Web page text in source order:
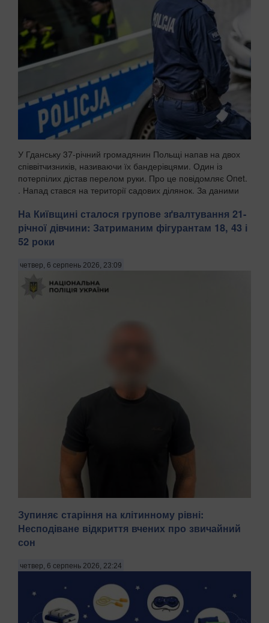
У Гданську 37-річний громадянин Польщі напав на двох
співвітчизників, називаючи їх бандерівцями. Один із
потерпілих дістав перелом руки. Про це повідомляє Onet.
. Напад стався на території садових ділянок. За даними
На Київщині сталося групове зґвалтування 21-
річної дівчини: Затриманим фігурантам 18, 43 і
52 роки
четвер, 6 серпень 2026, 23:09
років за підозрою у груповому зґвалтуванні 21-річної
поліції в четвер, 6 серпня, зазначають Патріоти України.
"На Бориспільщині троє чоловіків, з...
Зупиняє старіння на клітинному рівні:
Несподіване відкриття вчених про звичайний
сон
четвер, 6 серпень 2026, 22:24